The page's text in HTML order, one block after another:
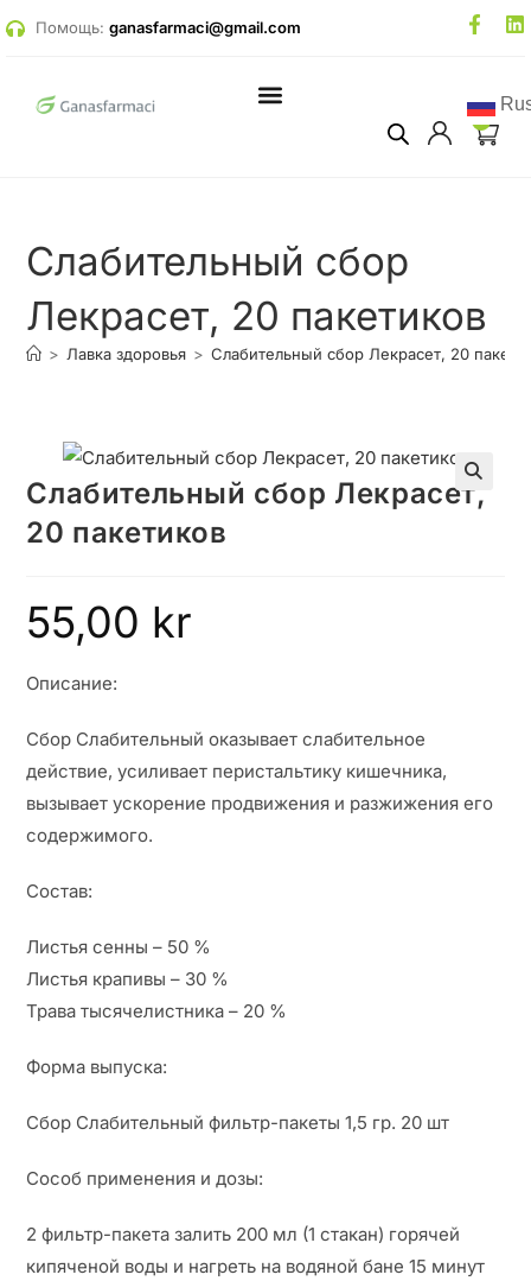
Помощь: ganasfarmaci@gmail.com
0
Слабительный сбор
Лекрасет, 20 пакетиков
> Лавка здоровья > Слабительный сбор Лекрасет, 20
🔍
Слабительный сбор Лекрасет,
20 пакетиков
55,00 kr
Описание:
Сбор Слабительный оказывает слабительное
действие, усиливает перистальтику кишечника,
вызывает ускорение продвижения и разжижения его
содержимого.
Состав:
Листья сенны – 50 %
Листья крапивы – 30 %
Трава тысячелистника – 20 %
Форма выпуска:
Сбор Слабительный фильтр-пакеты 1,5 гр. 20 шт
Сособ применения и дозы:
2 фильтр-пакета залить 200 мл (1 стакан) горячей
кипяченой воды и нагреть на водяной бане 15 минут